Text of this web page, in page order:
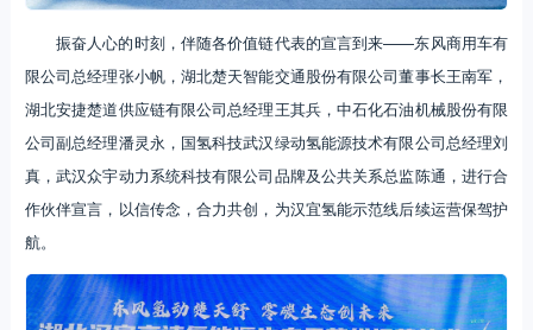
振奋人心的时刻，伴随各价值链代表的宣言到来——东风商用车有
限公司总经理张小帆，湖北楚天智能交通股份有限公司董事长王南军，
湖北安捷楚道供应链有限公司总经理王其兵，中石化石油机械股份有限
公司副总经理潘灵永，国氢科技武汉绿动氢能源技术有限公司总经理刘
真，武汉众宇动力系统科技有限公司品牌及公共关系总监陈通，进行合
作伙伴宣言，以信传念，合力共创，为汉宜氢能示范线后续运营保驾护
航。